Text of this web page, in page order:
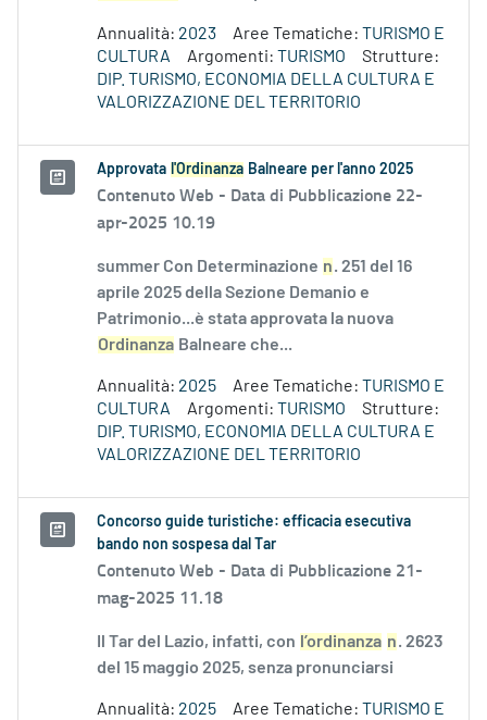
Annualità: 2023 Aree Tematiche: TURISMO E
CULTURA
Argomenti: TURISMO
Strutture:
DIP. TURISMO, ECONOMIA DELLA CULTURA E
VALORIZZAZIONE DEL TERRITORIO
Approvata l'Ordinanza Balneare per l'anno 2025
Contenuto Web - Data di Pubblicazione 22-
apr-2025 10.19
summer Con Determinazione n. 251 del 16
aprile 2025 della Sezione Demanio e
Patrimonio...è stata approvata la nuova
Ordinanza Balneare che...
Annualità: 2025 Aree Tematiche: TURISMO E
CULTURA
Argomenti: TURISMO
Strutture:
DIP. TURISMO, ECONOMIA DELLA CULTURA E
VALORIZZAZIONE DEL TERRITORIO
Concorso guide turistiche: efficacia esecutiva
bando non sospesa dal Tar
Contenuto Web - Data di Pubblicazione 21-
mag-2025 11.18
Il Tar del Lazio, infatti, con l’ordinanza n. 2623
del 15 maggio 2025, senza pronunciarsi
Annualità: 2025 Aree Tematiche: TURISMO E